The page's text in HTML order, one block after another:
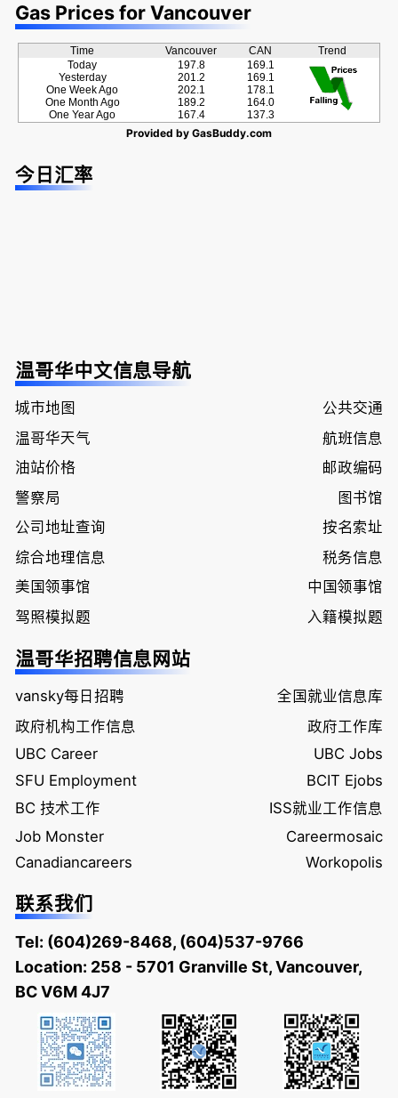
Gas Prices for Vancouver
Time Vancouver CAN
Trend
Today
Yesterday
One Week Ago
One Month Ago
One Year Ago
197.8
201.2
202.1
189.2
167.4
169.1
169.1
178.1
164.0
137.3
Provided by GasBuddy.com
今日汇率
温哥华中文信息导航
城市地图
公共交通
温哥华天气
航班信息
油站价格
邮政编码
警察局
图书馆
公司地址查询
按名索址
综合地理信息
税务信息
美国领事馆
中国领事馆
驾照模拟题
入籍模拟题
温哥华招聘信息网站
vansky每日招聘
全国就业信息库
政府机构工作信息
政府工作库
UBC Career
UBC Jobs
SFU Employment
BCIT Ejobs
BC 技术工作
ISS就业工作信息
Job Monster
Careermosaic
Canadiancareers
Workopolis
联系我们
Tel: (604)269-8468, (604)537-9766
Location: 258 - 5701 Granville St, Vancouver,
BC V6M 4J7